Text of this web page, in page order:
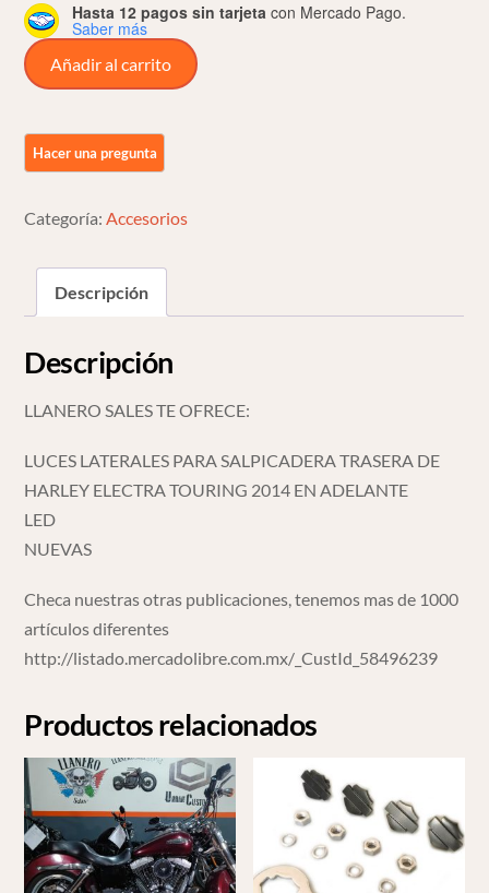
Hasta 12 pagos sin tarjeta con Mercado Pago.
Saber más
Luces
De
Trasera
Para
Davidson
O
cantidad
Añadir al carrito
Categoría:Accesorios
Descripción
Descripción
LLANERO SALES TE OFRECE:
LUCES LATERALES PARA SALPICADERA TRASERA DE
HARLEY ELECTRA TOURING 2014 EN ADELANTE
LED
NUEVAS
Checa nuestras otras publicaciones, tenemos mas de 1000
artículos diferentes
http://listado.mercadolibre.com.mx/_CustId_58496239
Productos relacionados